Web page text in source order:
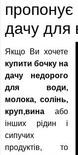
дачу для
Якщо Ви хочете
купити бочку на
дачу недорого
для води,
молока, солінь,
круп,вина або
інших рідин і
сипучих
продуктів, то